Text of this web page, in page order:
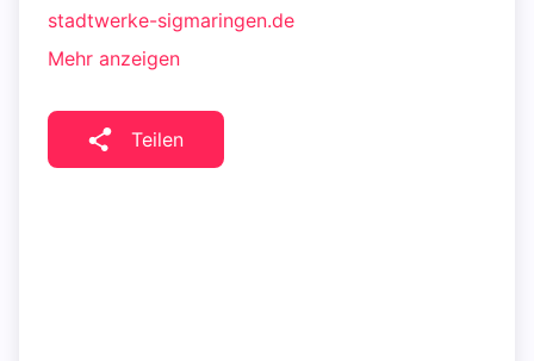
stadtwerke-sigmaringen.de
Mehr anzeigen
Teilen